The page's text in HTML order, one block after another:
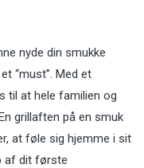
nyde din smukke
“must”. Med et
til at hele familien og
grillaften på en smuk
at føle sig hjemme i sit
af dit første